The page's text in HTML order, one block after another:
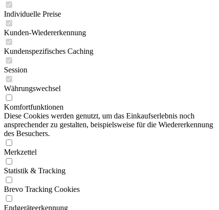
Individuelle Preise
Kunden-Wiedererkennung
Kundenspezifisches Caching
Session
Währungswechsel
Komfortfunktionen
Diese Cookies werden genutzt, um das Einkaufserlebnis noch
ansprechender zu gestalten, beispielsweise für die Wiedererkennung
des Besuchers.
Merkzettel
Statistik & Tracking
Brevo Tracking Cookies
Endgeräteerkennung